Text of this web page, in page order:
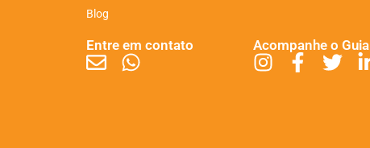
Blog
Entre em contato Acompanhe o Guia